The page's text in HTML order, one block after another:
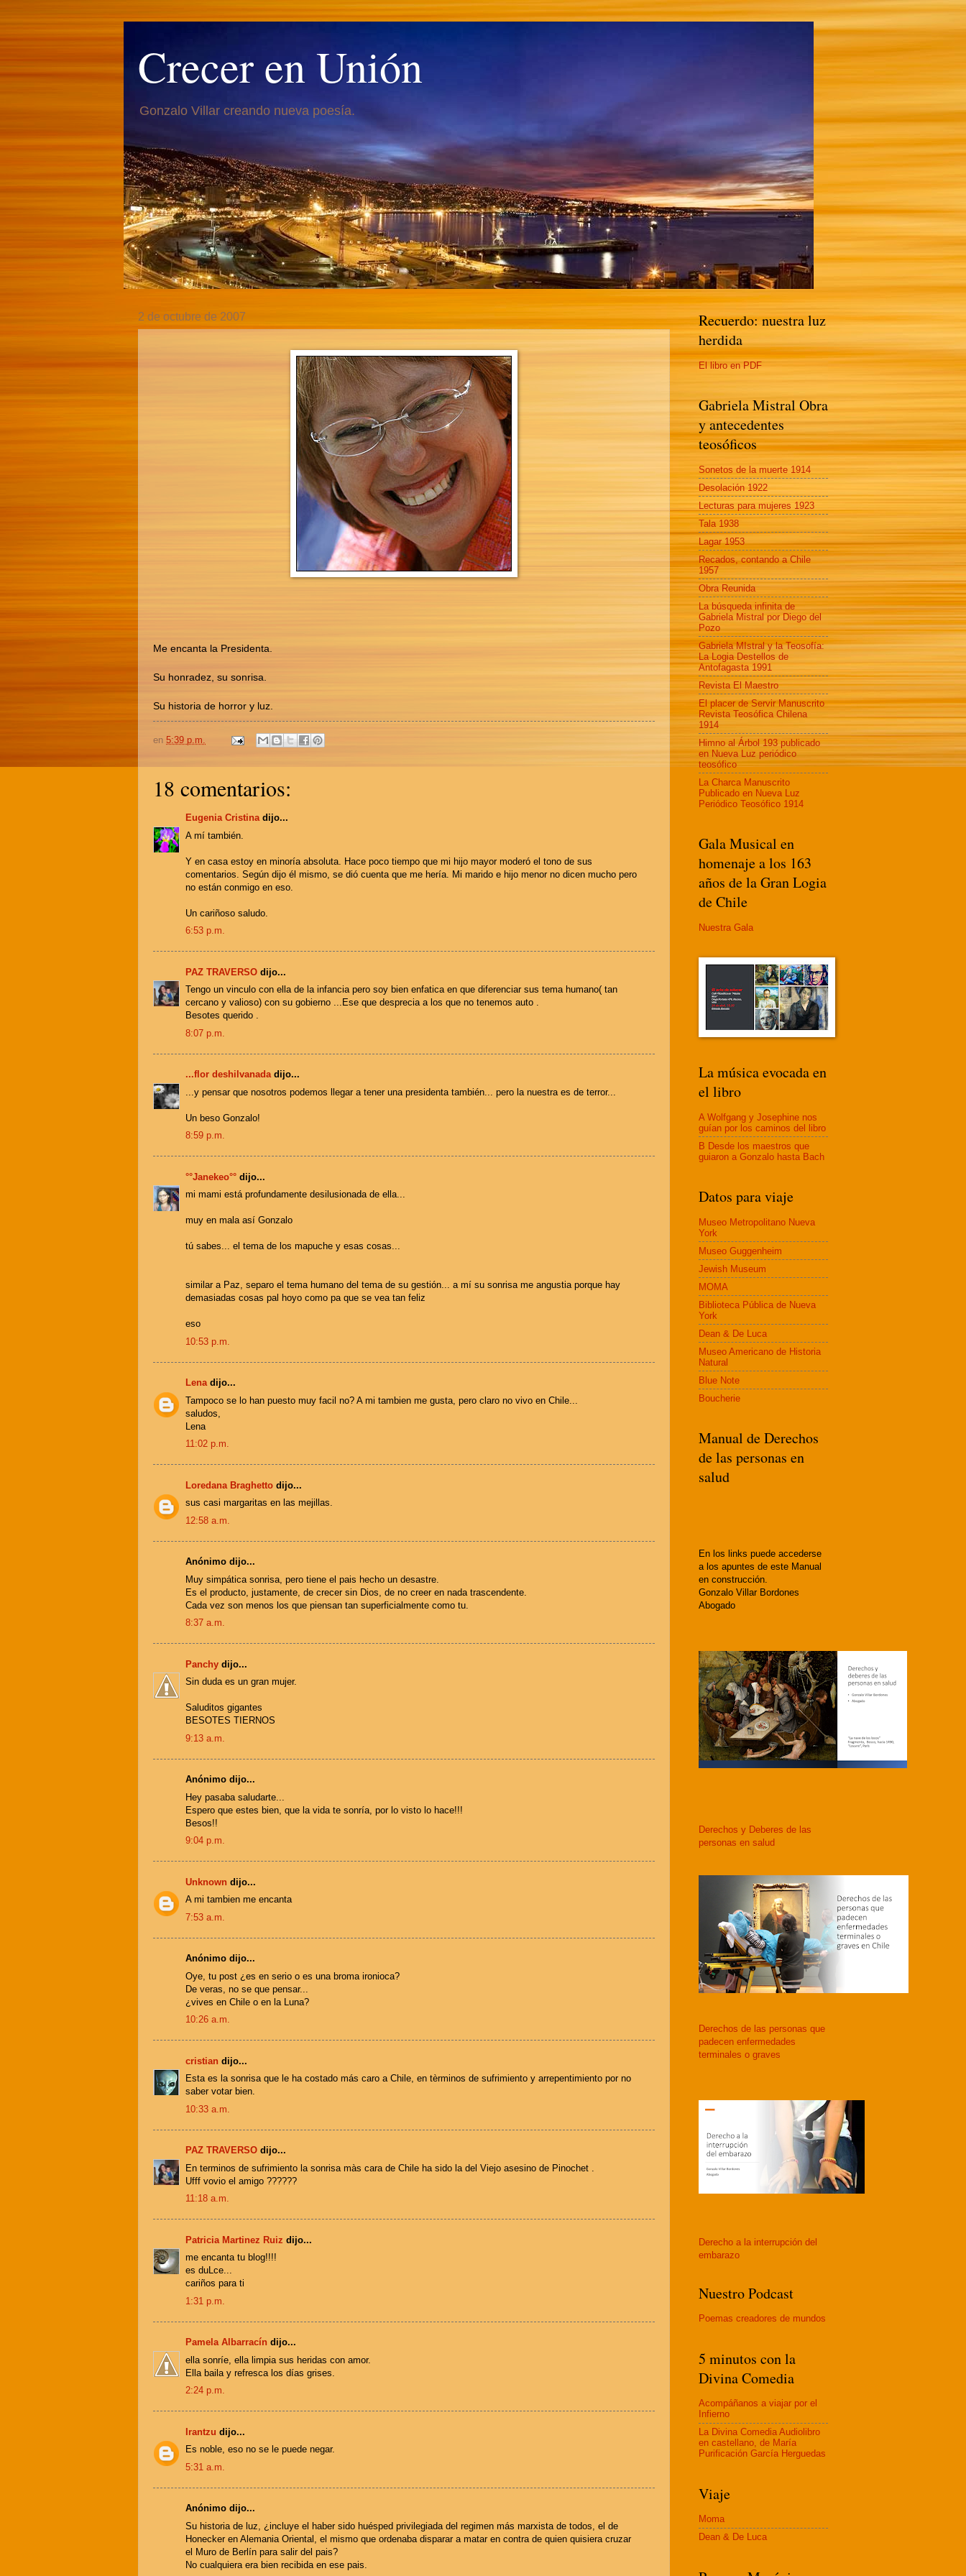
Crecer en Unión
Gonzalo Villar creando nueva poesía.
2 de octubre de 2007
Me encanta la Presidenta.
Su honradez, su sonrisa.
Su historia de horror y luz.
en 5:39 p.m.
18 comentarios:
Eugenia Cristinadijo...
A mí también.
Y en casa estoy en minoría absoluta. Hace poco tiempo que mi hijo mayor moderó el tono de sus
comentarios. Según dijo él mismo, se dió cuenta que me hería. Mi marido e hijo menor no dicen mucho pero
no están conmigo en eso.
Un cariñoso saludo.
6:53 p.m.
PAZ TRAVERSO dijo...
Tengo un vinculo con ella de la infancia pero soy bien enfatica en que diferenciar sus tema humano( tan
cercano y valioso) con su gobierno ...Ese que desprecia a los que no tenemos auto .
Besotes querido .
8:07 p.m.
...flor deshilvanadadijo...
...y pensar que nosotros podemos llegar a tener una presidenta también... pero la nuestra es de terror...
Un beso Gonzalo!
8:59 p.m.
°°Janekeo°° dijo...
mi mami está profundamente desilusionada de ella...
muy en mala así Gonzalo
tú sabes... el tema de los mapuche y esas cosas...
similar a Paz, separo el tema humano del tema de su gestión... a mí su sonrisa me angustia porque hay
demasiadas cosas pal hoyo como pa que se vea tan feliz
eso
10:53 p.m.
Lenadijo...
Tampoco se lo han puesto muy facil no? A mi tambien me gusta, pero claro no vivo en Chile...
saludos,
Lena
11:02 p.m.
Loredana Braghetto dijo...
sus casi margaritas en las mejillas.
12:58 a.m.
Anónimo dijo...
Muy simpática sonrisa, pero tiene el pais hecho un desastre.
Es el producto, justamente, de crecer sin Dios, de no creer en nada trascendente.
Cada vez son menos los que piensan tan superficialmente como tu.
8:37 a.m.
Panchy dijo...
Sin duda es un gran mujer.
Saluditos gigantes
BESOTES TIERNOS
9:13 a.m.
Anónimo dijo...
Hey pasaba saludarte...
Espero que estes bien, que la vida te sonría, por lo visto lo hace!!!
Besos!!
9:04 p.m.
Unknown dijo...
A mi tambien me encanta
7:53 a.m.
Anónimo dijo...
Oye, tu post ¿es en serio o es una broma ironioca?
De veras, no se que pensar...
¿vives en Chile o en la Luna?
10:26 a.m.
cristian dijo...
Esta es la sonrisa que le ha costado más caro a Chile, en tèrminos de sufrimiento y arrepentimiento por no
saber votar bien.
10:33 a.m.
PAZ TRAVERSO dijo...
En terminos de sufrimiento la sonrisa màs cara de Chile ha sido la del Viejo asesino de Pinochet .
Ufff vovio el amigo ??????
11:18 a.m.
Patricia Martinez Ruiz dijo...
me encanta tu blog!!!!
es duLce...
cariños para ti
1:31 p.m.
Pamela Albarracín dijo...
ella sonríe, ella limpia sus heridas con amor.
Ella baila y refresca los días grises.
2:24 p.m.
Irantzu dijo...
Es noble, eso no se le puede negar.
5:31 a.m.
Anónimo dijo...
Su historia de luz, ¿incluye el haber sido huésped privilegiada del regimen más marxista de todos, el de
Honecker en Alemania Oriental, el mismo que ordenaba disparar a matar en contra de quien quisiera cruzar
el Muro de Berlín para salir del pais?
No cualquiera era bien recibida en ese pais.
Recuerdo: nuestra luz
herdida
El libro en PDF
Gabriela Mistral Obra
y antecedentes
teosóficos
Sonetos de la muerte 1914
Desolación 1922
Lecturas para mujeres 1923
Tala 1938
Lagar 1953
Recados, contando a Chile
1957
Obra Reunida
La búsqueda infinita de
Gabriela Mistral por Diego del
Pozo
Gabriela MIstral y la Teosofía:
La Logia Destellos de
Antofagasta 1991
Revista El Maestro
El placer de Servir Manuscrito
Revista Teosófica Chilena
1914
Himno al Árbol 193 publicado
en Nueva Luz periódico
teosófico
La Charca Manuscrito
Publicado en Nueva Luz
Periódico Teosófico 1914
Gala Musical en
homenaje a los 163
años de la Gran Logia
de Chile
Nuestra Gala
La música evocada en
el libro
A Wolfgang y Josephine nos
guían por los caminos del libro
B Desde los maestros que
guiaron a Gonzalo hasta Bach
Datos para viaje
Museo Metropolitano Nueva
York
Museo Guggenheim
Jewish Museum
MOMA
Biblioteca Pública de Nueva
York
Dean & De Luca
Museo Americano de Historia
Natural
Blue Note
Boucherie
Manual de Derechos
de las personas en
salud
En los links puede accederse
a los apuntes de este Manual
en construcción.
Gonzalo Villar Bordones
Abogado
Derechos y Deberes de las
personas en salud
Derechos de las personas que
padecen enfermedades
terminales o graves
Derecho a la interrupción del
embarazo
Nuestro Podcast
Poemas creadores de mundos
5 minutos con la
Divina Comedia
Acompáñanos a viajar por el
Infierno
La Divina Comedia Audiolibro
en castellano, de María
Purificación García Herguedas
Viaje
Moma
Dean & De Luca